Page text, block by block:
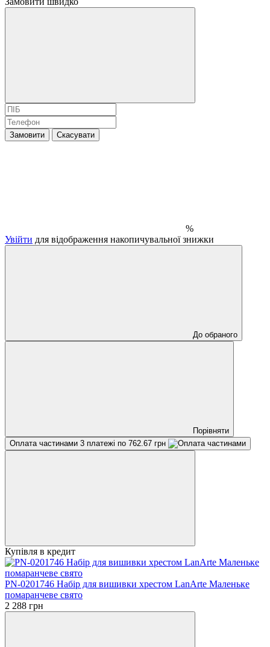
Замовити Скасувати
%
Увійти для відображення накопичувальної знижки
До обраного
Порівняти
Оплата частинами 3 платежі по 762.67 грн
Купівля в кредит
PN-0201746 Набір для вишивки хрестом LanArte Маленьке
помаранчеве свято
2 288 грн